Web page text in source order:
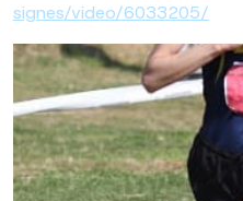
signes/video/6033205/